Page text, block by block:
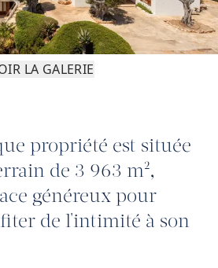
LA GALERIE
propriété est située
de 3 963 m²,
généreux pour
de l'intimité à son